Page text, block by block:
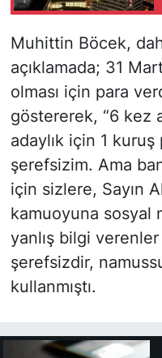
Muhittin Böcek,
açıklamada; 31
olması için para
göstererek, “6 kez
adaylık için 1
şerefsizim. Ama
için sizlere, Sayın
kamuoyuna sosyal
yanlış bilgi
şerefsizdir,
kullanmıştı.